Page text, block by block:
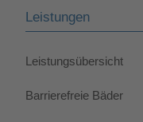
Leistungen
Leistungsübersicht
Barrierefreie Bäder